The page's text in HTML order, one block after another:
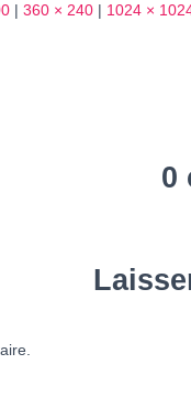
| 360 × 240 | 1024 ×
0